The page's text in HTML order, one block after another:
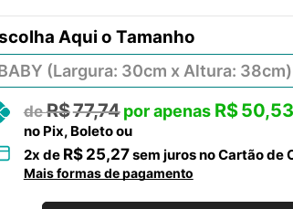
Tamanho
R$77,74 R$50,53
no Pix, Boleto ou
2x de R$ 25,27sem juros no Cartão de
Mais formas de pagamento